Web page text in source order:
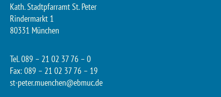
Kath. Stadtpfarramt St. Peter
Rindermarkt 1
80331 München
Tel. 089 – 21 02 37 76 – 0
Fax: 089 – 21 02 37 76 – 19
st-peter.muenchen@ebmuc.de